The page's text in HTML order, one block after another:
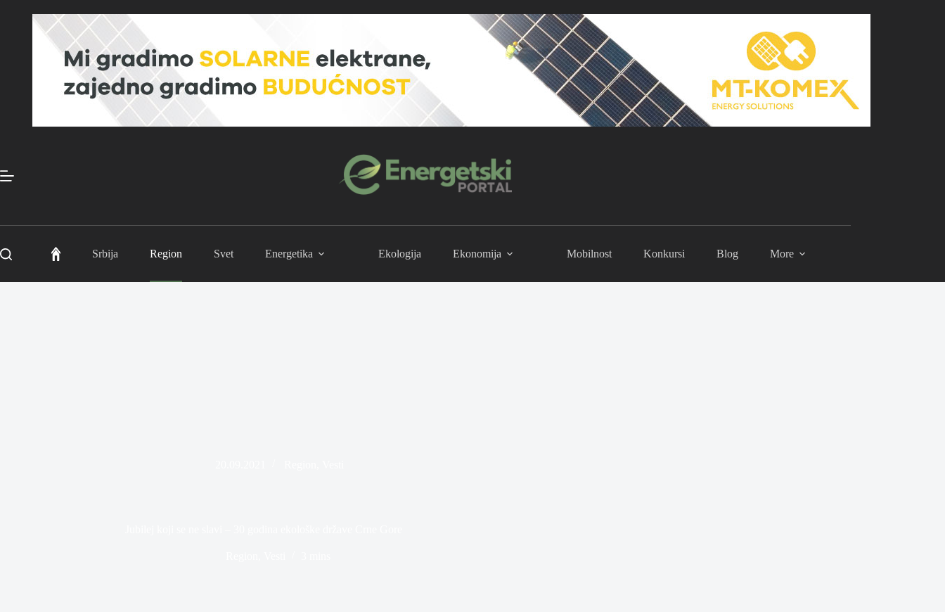
Srbija Region Svet Energetika Ekologija Ekonomija Mobilnost Konkursi Blog More